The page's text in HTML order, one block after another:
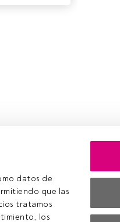
datos de
que las
tratamos
los